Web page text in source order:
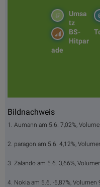
Umsa
tz
BS-
Hitpar
ade
Bildnachweis
1. Aumann am 5.6. 7,02%,
2. paragon am 5.6. 4,12%,
3. Zalando am 5.6. 3,66%,
4. Nokia am 5.6. -5,87%, Volumen